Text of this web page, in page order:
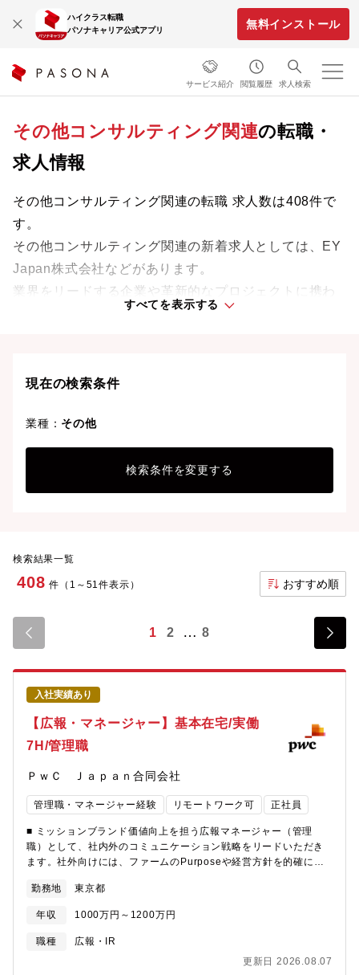
ハイクラス転職
パソナキャリア公式アプリ
無料インストール
サービス紹介 閲覧履歴 求人検索
その他コンサルティング関連の転職・
求人情報
その他コンサルティング関連の転職 求人数は408件で
す。
その他コンサルティング関連の新着求人としては、EY
Japan株式会社などがあります。
業界をリードする企業や革新的なプロジェクトに携わ
り、次のキャリアステージへと踏み出しましょう。
すべてを表示する
現在の検索条件
業種： その他
検索条件を変更する
検索結果一覧
408 件（1～51件表示） おすすめ順
1 2 8
入社実績あり
【広報・マネージャー】基本在宅/実働
7H/管理職
ＰｗＣ Ｊａｐａｎ合同会社
管理職・マネージャー経験 リモートワーク可 正社員
■ ミッションブランド価値向上を担う広報マネージャー（管理
職）として、社内外のコミュニケーション戦略をリードいただき
ます。社外向けには、ファームのPurposeや経営方針を的確に発
向けには、リーダー層のメッセージや重要情報を効果的に浸透さ
せ、組織全体のエンゲージメント向上に貢献します。社内外のコ
ミュニケーションをリードし、企業の成長を支える広報戦略の中
核を担っていただきます。■ 募集背景企業の成長とブランド価値
募集です。多様化・高度化するメディア環境や社内コミュニケー
勤務地 東京都
年収 1000万円～1200万円
職種
広報・IR
更新日 2026.08.07